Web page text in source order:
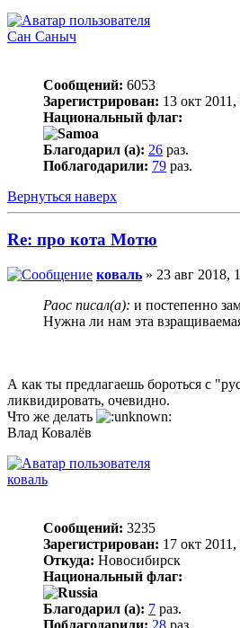
Сан Саныч
Сообщений: 6053
Зарегистрирован: 13 окт
Национальный флаг:
Благодарил (а): 26 раз.
Поблагодарили: 79 раз.
Вернуться наверх
Re: про кота Мотю
коваль » 23 авг 2018,
Раос писал(а): и постепенно
Нужна ли нам эта
А как ты предлагаешь бороться с
ликвидировать, очевидно.
Что же делать
Влад Ковалёв
коваль
Сообщений: 3235
Зарегистрирован: 17 окт
Откуда: Новосибирск
Национальный флаг:
Благодарил (а): 7 раз.
Поблагодарили: 28 раз.